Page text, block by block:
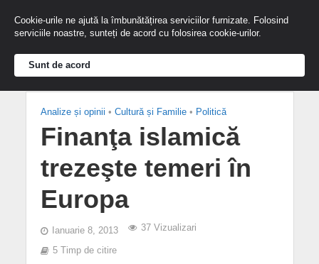
Analize și opinii • Cultură și Familie • Politică
Finanţa islamică
trezeşte temeri în
Europa
Ianuarie 8, 2013 37 Vizualizari
5 Timp de citire
Cookie-urile ne ajută la îmbunătățirea serviciilor furnizate. Folosind
serviciile noastre, sunteți de acord cu folosirea cookie-urilor.
Sunt de acord